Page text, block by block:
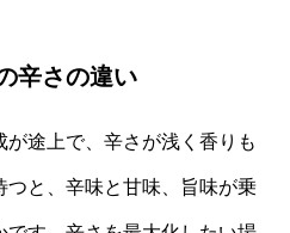
辛さの違い
途上で、辛さが浅く香りも
と、辛味と甘味、旨味が乗